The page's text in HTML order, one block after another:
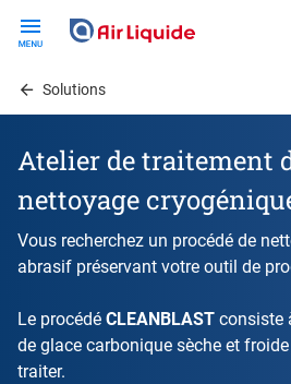
contentSolutions
Atelier de traitement
nettoyage
Vous recherchez un procédé de
abrasif préservant votre outil de
Le procédé CLEANBLAST consiste
de glace carbonique sèche et
traiter.